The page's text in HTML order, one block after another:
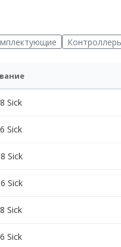
Sick
Sick
Sick
Sick
Sick
Sick